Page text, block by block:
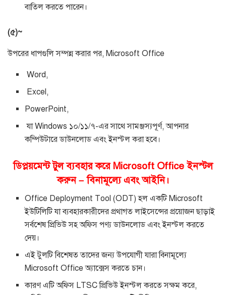
বাতিল করতে পারেন।
(৫)~
উপরের ধাপগুলি সম্পন্ন করার পর, Microsoft Office
Word,
Excel,
PowerPoint,
যা Windows ১০/১১/৭-এর সাথে সামঞ্জস্যপূর্ণ, আপনার
কম্পিউটারে ডাউনলোড এবং ইনস্টল করা হবে।
ডিপ্লয়মেন্ট টুল ব্যবহার করে Microsoft Office ইনস্টল
করুন – বিনামূল্যে এবং আইনি।
Office Deployment Tool (ODT) হল একটি Microsoft
ইউটিলিটি যা ব্যবহারকারীদের প্রথাগত লাইসেন্সের প্রয়োজন ছাড়াই
সর্বশেষ প্রিভিউ সহ অফিস পণ্য ডাউনলোড এবং ইনস্টল করতে
দেয়।
এই টুলটি বিশেষত তাদের জন্য উপযোগী যারা বিনামূল্যে
Microsoft Office অ্যাক্সেস করতে চান।
কারণ এটি অফিস LTSC প্রিভিউ ইনস্টল করতে সক্ষম করে,